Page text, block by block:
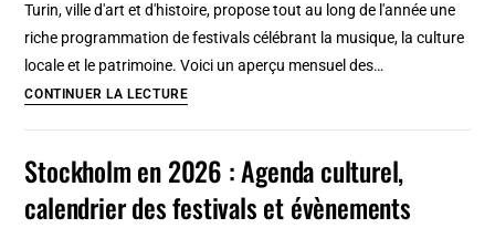
calendrier
et
Turin, ville d'art et d'histoire, propose tout au long de l'année une
riche programmation de festivals célébrant la musique, la culture
locale et le patrimoine. Voici un aperçu mensuel des…
CONTINUER LA LECTURETurin
:
Agenda
Stockholm en 2026 : Agenda culturel,
calendrier des festivals et évènements